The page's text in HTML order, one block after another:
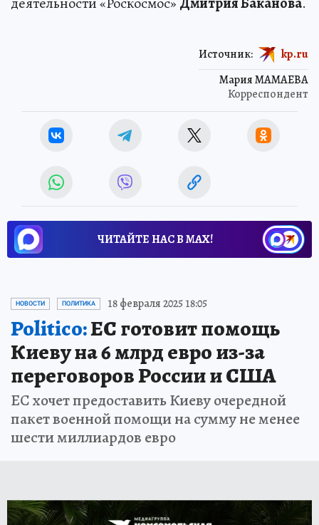
Мария МАМАЕВА
Корреспондент
Источник: kp.ru
ЧИТАЙТЕ НАС В МАХ!
НОВОСТИ ПОЛИТИКА 18 февраля 2025 18:05
Politico:ЕС готовит помощь
Киеву на 6 млрд евро из-за
переговоров России и США
ЕС хочет предоставить Киеву очередной
пакет военной помощи на сумму не менее
шести миллиардов евро